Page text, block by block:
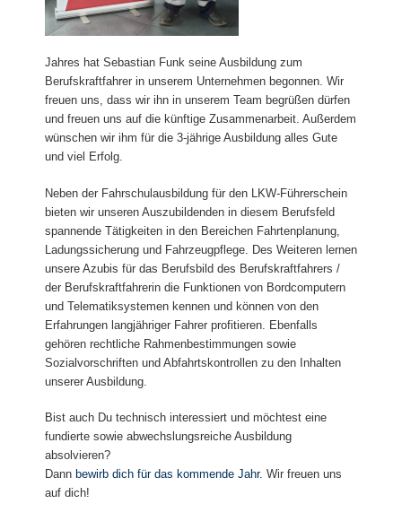
Jahres hat Sebastian Funk seine Ausbildung zum
Berufskraftfahrer in unserem Unternehmen begonnen. Wir
freuen uns, dass wir ihn in unserem Team begrüßen dürfen
und freuen uns auf die künftige Zusammenarbeit. Außerdem
wünschen wir ihm für die 3-jährige Ausbildung alles Gute
und viel Erfolg.
Neben der Fahrschulausbildung für den LKW-Führerschein
bieten wir unseren Auszubildenden in diesem Berufsfeld
spannende Tätigkeiten in den Bereichen Fahrtenplanung,
Ladungssicherung und Fahrzeugpflege. Des Weiteren lernen
unsere Azubis für das Berufsbild des Berufskraftfahrers /
der Berufskraftfahrerin die Funktionen von Bordcomputern
und Telematiksystemen kennen und können von den
Erfahrungen langjähriger Fahrer profitieren. Ebenfalls
gehören rechtliche Rahmenbestimmungen sowie
Sozialvorschriften und Abfahrtskontrollen zu den Inhalten
unserer Ausbildung.
Bist auch Du technisch interessiert und möchtest eine
fundierte sowie abwechslungsreiche Ausbildung
absolvieren?
Dann bewirb dich für das kommende Jahr. Wir freuen uns
auf dich!